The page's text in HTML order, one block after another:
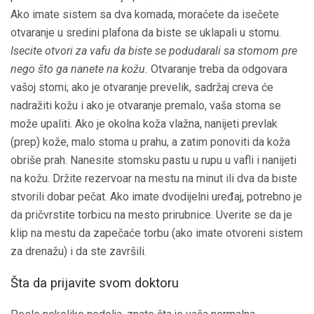
Ako imate sistem sa dva komada, moraćete da isečete
otvaranje u sredini plafona da biste se uklapali u stomu.
Isecite otvori za vafu da biste se podudarali sa stomom pre
nego što ga nanete na kožu. Otvaranje treba da odgovara
vašoj stomi; ako je otvaranje prevelik, sadržaj creva će
nadražiti kožu i ako je otvaranje premalo, vaša stoma se
može upaliti. Ako je okolna koža vlažna, nanijeti prevlak
(prep) kože, malo stoma u prahu, a zatim ponoviti da koža
obriše prah. Nanesite stomsku pastu u rupu u vafli i nanijeti
na kožu. Držite rezervoar na mestu na minut ili dva da biste
stvorili dobar pečat. Ako imate dvodijelni uređaj, potrebno je
da pričvrstite torbicu na mesto prirubnice. Uverite se da je
klip na mestu da zapečaće torbu (ako imate otvoreni sistem
za drenažu) i da ste završili.
Šta da prijavite svom doktoru